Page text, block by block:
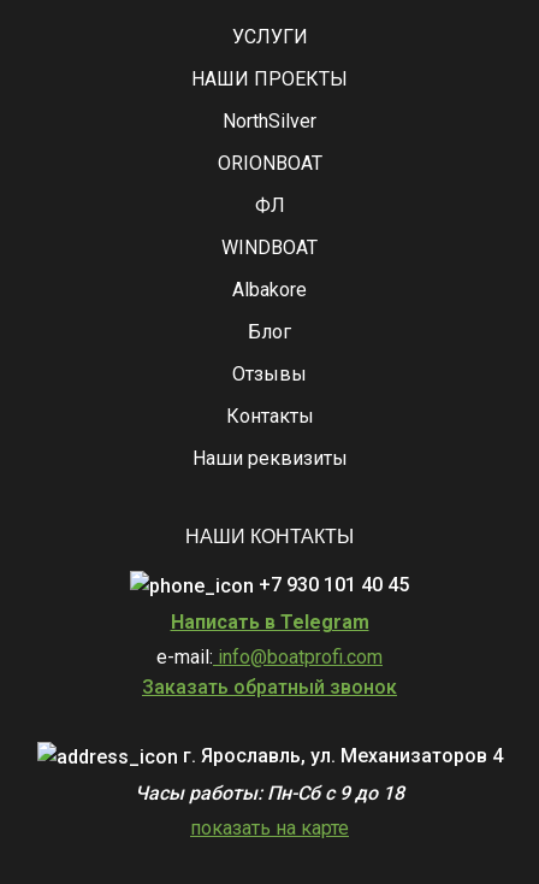
УСЛУГИ
НАШИ ПРОЕКТЫ
NorthSilver
ORIONBOAT
ФЛ
WINDBOAT
Albakore
Блог
Отзывы
Контакты
Наши реквизиты
НАШИ КОНТАКТЫ
+7 930 101 40 45
Написать в Telegram
e-mail: info@boatprofi.com
Заказать обратный звонок
г. Ярославль, ул. Механизаторов 4
Часы работы: Пн-Сб с 9 до 18
показать на карте